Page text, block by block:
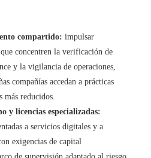
compartido: impulsar
concentren la verificación de
y la vigilancia de operaciones,
compañías accedan a prácticas
más reducidos.
y licencias especializadas:
a servicios digitales y a
exigencias de capital